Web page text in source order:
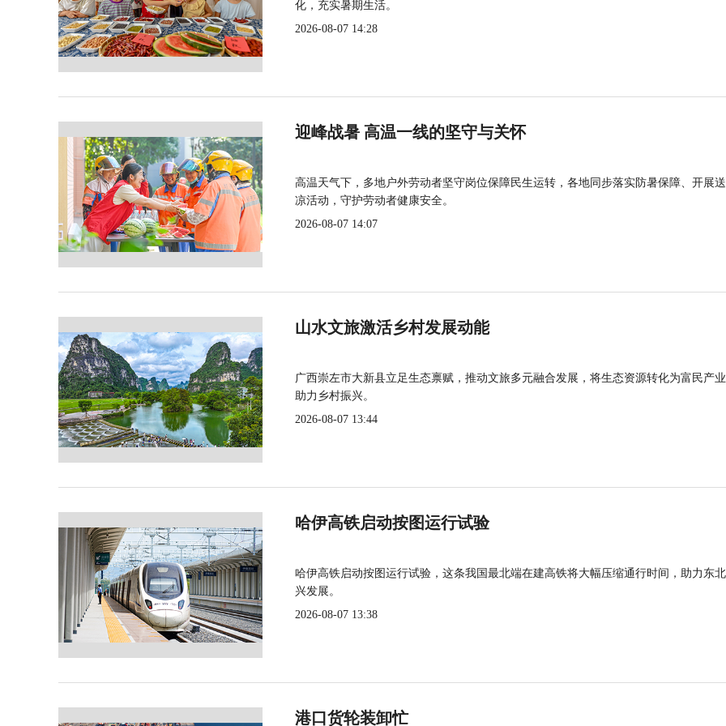
化，充实暑期生活。
2026-08-07 14:28
迎峰战暑 高温一线的坚守与关怀
高温天气下，多地户外劳动者坚守岗位保障民生运转，各地同步落实防暑保障、开展
凉活动，守护劳动者健康安全。
2026-08-07 14:07
山水文旅激活乡村发展动能
广西崇左市大新县立足生态禀赋，推动文旅多元融合发展，将生态资源转化为富民产
助力乡村振兴。
2026-08-07 13:44
哈伊高铁启动按图运行试验
哈伊高铁启动按图运行试验，这条我国最北端在建高铁将大幅压缩通行时间，助力东
兴发展。
2026-08-07 13:38
港口货轮装卸忙